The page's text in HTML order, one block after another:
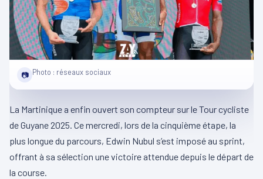
📷 Photo : réseaux sociaux
La Martinique a enfin ouvert son compteur sur le Tour cycliste
de Guyane 2025. Ce mercredi, lors de la cinquième étape, la
plus longue du parcours, Edwin Nubul s’est imposé au sprint,
offrant à sa sélection une victoire attendue depuis le départ de
la course.